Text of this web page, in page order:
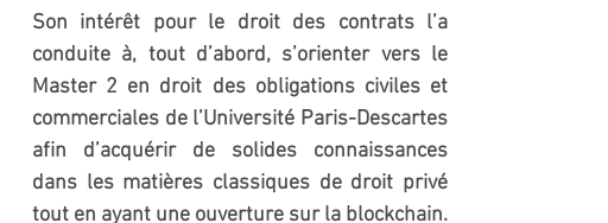
Son intérêt pour le droit des contrats l’a
conduite à, tout d’abord, s’orienter vers le
Master 2 en droit des obligations civiles et
commerciales de l’Université Paris-Descartes
afin d’acquérir de solides connaissances
dans les matières classiques de droit privé
tout en ayant une ouverture sur la blockchain.